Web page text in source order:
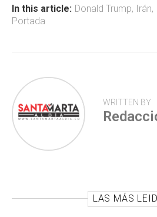
ok p
tir
In this article: Donald Trump, Irán,
Portada
WRITTEN BY
LAS MÁS